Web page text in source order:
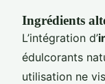
Ingrédients
L’intégration d’
édulcorants
utilisation ne